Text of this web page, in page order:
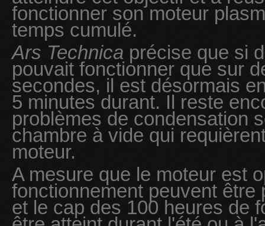
fonctionner son moteur
temps cumulé.
Ars Technica précise que si
pouvait fonctionner que sur
secondes, il est désormais
5 minutes durant. Il reste
problèmes de condensation
chambre à vide qui
moteur.
A mesure que le moteur est
fonctionnement peuvent être
et le cap des 100 heures de